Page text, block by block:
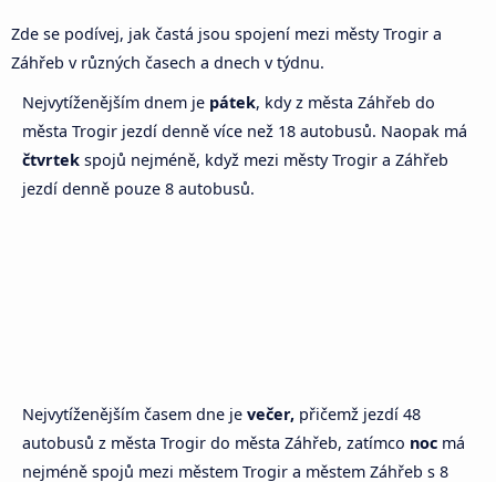
Zde se podívej, jak častá jsou spojení mezi městy Trogir a
Záhřeb v různých časech a dnech v týdnu.
Nejvytíženějším dnem je pátek, kdy z města Záhřeb do
města Trogir jezdí denně více než 18 autobusů. Naopak má
čtvrtek spojů nejméně, když mezi městy Trogir a Záhřeb
jezdí denně pouze 8 autobusů.
Nejvytíženějším časem dne je večer, přičemž jezdí 48
autobusů z města Trogir do města Záhřeb, zatímco noc má
nejméně spojů mezi městem Trogir a městem Záhřeb s 8